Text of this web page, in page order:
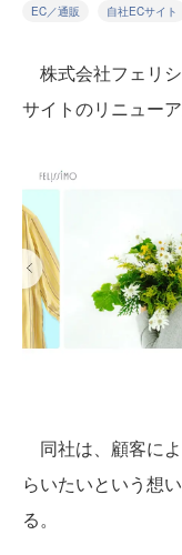
EC／通販 自社ECサイト
株式会社フェリ
サイトのリニュー
同社は、顧客に
らいたいという想
る。